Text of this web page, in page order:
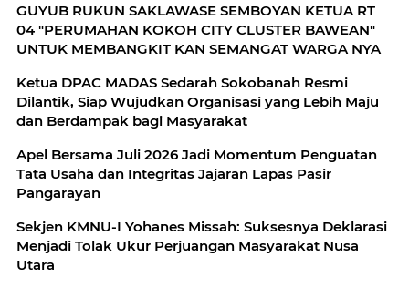
GUYUB RUKUN SAKLAWASE SEMBOYAN KETUA RT
04 "PERUMAHAN KOKOH CITY CLUSTER BAWEAN"
UNTUK MEMBANGKIT KAN SEMANGAT WARGA NYA
Ketua DPAC MADAS Sedarah Sokobanah Resmi
Dilantik, Siap Wujudkan Organisasi yang Lebih Maju
dan Berdampak bagi Masyarakat
Apel Bersama Juli 2026 Jadi Momentum Penguatan
Tata Usaha dan Integritas Jajaran Lapas Pasir
Pangarayan
Sekjen KMNU-I Yohanes Missah: Suksesnya Deklarasi
Menjadi Tolak Ukur Perjuangan Masyarakat Nusa
Utara